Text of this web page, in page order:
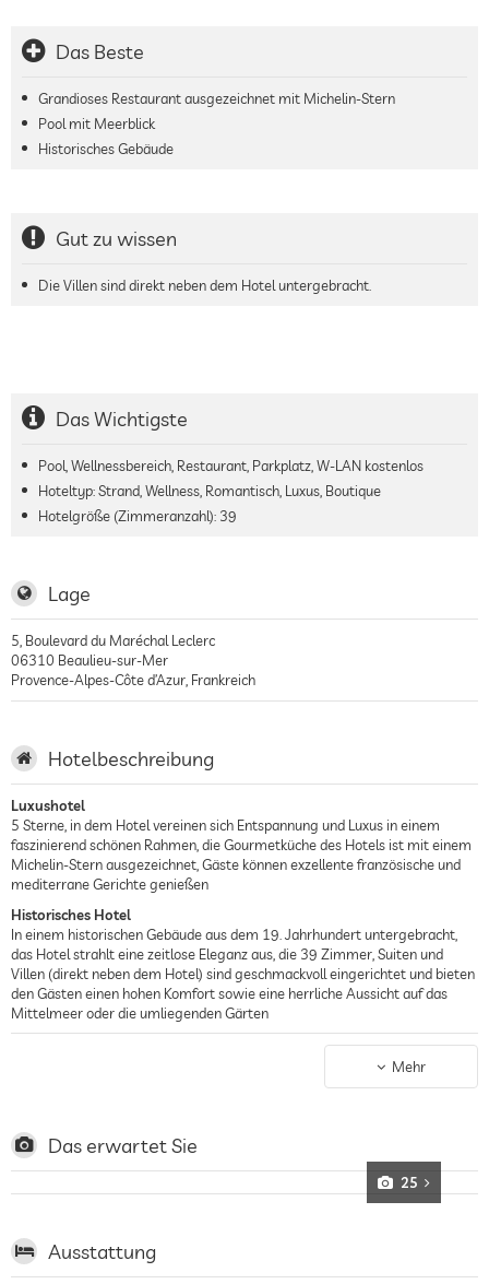
Das Beste
Grandioses Restaurant ausgezeichnet mit Michelin-Stern
Pool mit Meerblick
Historisches Gebäude
Gut zu wissen
Die Villen sind direkt neben dem Hotel untergebracht.
Das Wichtigste
Pool, Wellnessbereich, Restaurant, Parkplatz, W-LAN kostenlos
Hoteltyp: Strand, Wellness, Romantisch, Luxus, Boutique
Hotelgröße (Zimmeranzahl): 39
Lage
5, Boulevard du Maréchal Leclerc
06310 Beaulieu-sur-Mer
Provence-Alpes-Côte d’Azur Frankreich
Hotelbeschreibung
Luxushotel
5 Sterne, in dem Hotel vereinen sich Entspannung und Luxus in einem
faszinierend schönen Rahmen, die Gourmetküche des Hotels ist mit einem
Michelin-Stern ausgezeichnet, Gäste können exzellente französische und
mediterrane Gerichte genießen
Historisches Hotel
In einem historischen Gebäude aus dem 19. Jahrhundert untergebracht,
das Hotel strahlt eine zeitlose Eleganz aus, die 39 Zimmer, Suiten und
Villen (direkt neben dem Hotel) sind geschmackvoll eingerichtet und bieten
den Gästen einen hohen Komfort sowie eine herrliche Aussicht auf das
Mittelmeer oder die umliegenden Gärten
Das Hotel bietet einen Pool mit Meerblick, der zum Sonnenbaden und
Schwimmen einlädt, Beaulieu-sur-Mer ist eine charmante Küstenstadt an
Mehr
Das erwartet Sie
25
Ausstattung